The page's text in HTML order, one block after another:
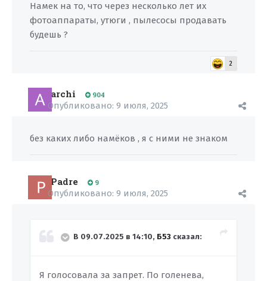
Намек на то, что через несколько лет их
фотоаппараты, утюги , пылесосы продавать
будешь ?
2
archi 904
Опубликовано: 9 июля, 2025
без каких либо намёков , я с ними не знаком
Padre 9
Опубликовано: 9 июля, 2025
В 09.07.2025 в 14:10, Б53 сказал:
Я голосовала за запрет. По голенева,